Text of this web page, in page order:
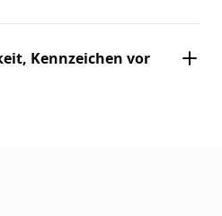
Kennzeichen vor